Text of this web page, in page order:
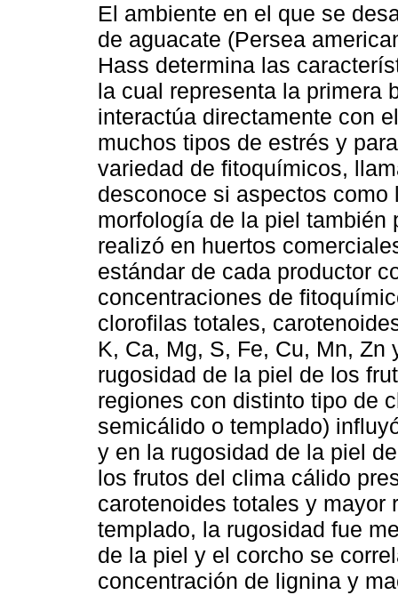
El ambiente en el que se
de aguacate (Persea
Hass determina las
la cual representa la primera
interactúa directamente con
muchos tipos de estrés y
variedad de fitoquímicos,
desconoce si aspectos
morfología de la piel
realizó en huertos
estándar de cada productor
concentraciones de
clorofilas totales,
K, Ca, Mg, S, Fe, Cu, Mn,
rugosidad de la piel de los
regiones con distinto tipo de
semicálido o templado)
y en la rugosidad de la piel
los frutos del clima cálido
carotenoides totales y mayor
templado, la rugosidad fue
de la piel y el corcho se
concentración de lignina y